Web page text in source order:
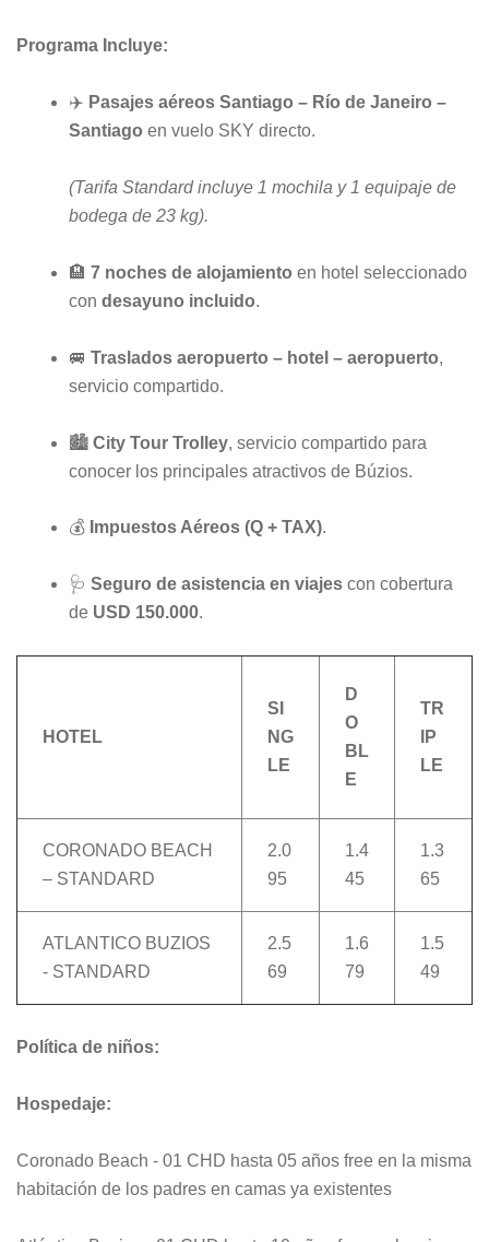
Programa Incluye:
✈️ Pasajes aéreos Santiago – Río de Janeiro –
Santiago en vuelo SKY directo.
(Tarifa Standard incluye 1 mochila y 1 equipaje de
bodega de 23 kg).
🏨 7 noches de alojamiento en hotel seleccionado
con desayuno incluido.
🚐 Traslados aeropuerto – hotel – aeropuerto,
servicio compartido.
🏙️ City Tour Trolley, servicio compartido para
conocer los principales atractivos de Búzios.
💰 Impuestos Aéreos (Q + TAX).
🩺 Seguro de asistencia en viajes con cobertura
de USD 150.000.
HOTEL
SI
NG
LE
D
O
BL
E
TR
IP
LE
CORONADO BEACH
– STANDARD
2.0
95
1.4
45
1.3
65
ATLANTICO BUZIOS
- STANDARD
2.5
69
1.6
79
1.5
49
Política de niños:
Hospedaje:
Coronado Beach - 01 CHD hasta 05 años free en la misma
habitación de los padres en camas ya existentes